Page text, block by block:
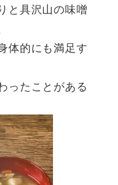
と具沢山の味噌
体的にも満足す
ったことがある